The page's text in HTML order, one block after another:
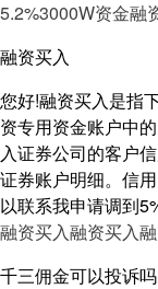
5.2%3000W资金融
融资买入
您好!融资买入是指
资专用资金账户中
入证券公司的客户
证券账户明细。信
以联系我申请调到
融资买入融资买入
千三佣金可以投诉吗